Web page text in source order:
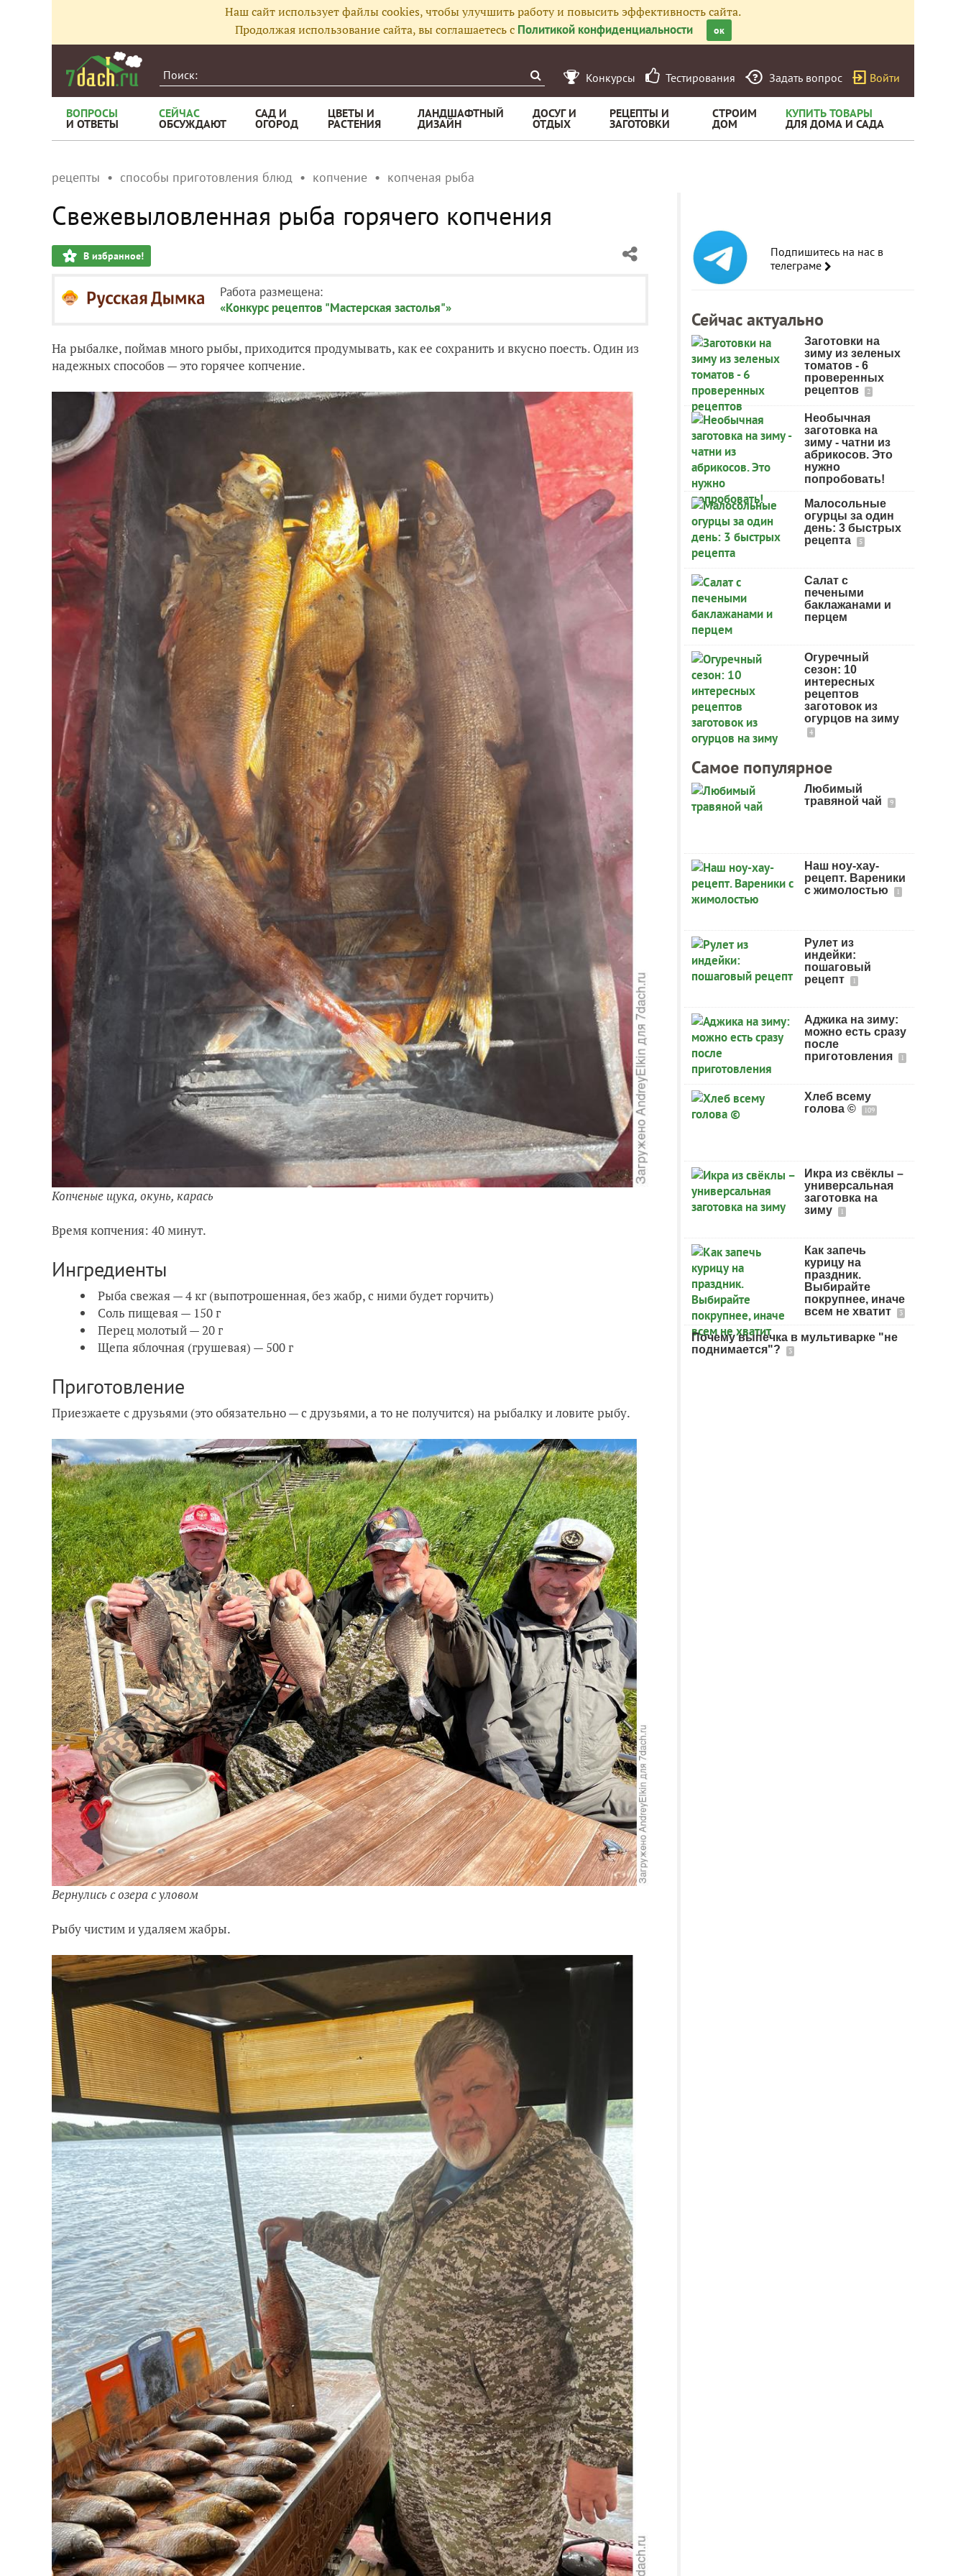
Наш сайт использует файлы cookies, чтобы улучшить работу и повысить эффективность сайта.
Продолжая использование сайта, вы соглашаетесь с Политикой конфиденциальности ок
Конкурсы Тестирования Задать вопрос Войти
ВОПРОСЫ
И ОТВЕТЫ
СЕЙЧАС
ОБСУЖДАЮТ
САД И
ОГОРОД
ЦВЕТЫ И
РАСТЕНИЯ
ЛАНДШАФТНЫЙ
ДИЗАЙН
ДОСУГ И
ОТДЫХ
РЕЦЕПТЫ И
ЗАГОТОВКИ
СТРОИМ
ДОМ
КУПИТЬ ТОВАРЫ
ДЛЯ ДОМА И САДА
рецепты способы приготовления блюд копчение копченая рыба
Свежевыловленная рыба горячего копчения
В избранное!
Работа размещена:
«Конкурс рецептов "Мастерская застолья"»
На рыбалке, поймав много рыбы, приходится продумывать, как ее сохранить и вкусно поесть. Один из
надежных способов — это горячее копчение.
Копченые щука, окунь, карась
Время копчения: 40 минут.
Ингредиенты
Рыба свежая — 4 кг (выпотрошенная, без жабр, с ними будет горчить)
Соль пищевая — 150 г
Перец молотый — 20 г
Щепа яблочная (грушевая) — 500 г
Приготовление
Приезжаете с друзьями (это обязательно — с друзьями, а то не получится) на рыбалку и ловите рыбу.
Вернулись с озера с уловом
Рыбу чистим и удаляем жабры.
Подпишитесь на нас в
телеграме
Сейчас актуально
Заготовки на
зиму из зеленых
томатов - 6
проверенных
рецептов
2
Необычная
заготовка на
зиму - чатни из
абрикосов. Это
нужно
попробовать!
Малосольные
огурцы за один
день: 3 быстрых
рецепта
5
Салат с
печеными
баклажанами и
перцем
Огуречный
сезон: 10
интересных
рецептов
заготовок из
огурцов на зиму
4
Самое популярное
Любимый
травяной чай
9
Наш ноу-хау-
рецепт. Вареники
с жимолостью
1
Рулет из
индейки:
пошаговый
рецепт
1
Аджика на зиму:
можно есть сразу
после
приготовления
1
Хлеб всему
голова ©
109
Икра из свёклы –
универсальная
заготовка на
зиму
1
Как запечь
курицу на
праздник.
Выбирайте
покрупнее, иначе
всем не хватит
3
Почему выпечка в мультиварке "не
поднимается"?
3